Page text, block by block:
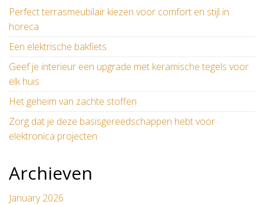
Perfect terrasmeubilair kiezen voor comfort en stijl in
horeca
Een elektrische bakfiets
Geef je interieur een upgrade met keramische tegels voor
elk huis
Het geheim van zachte stoffen
Zorg dat je deze basisgereedschappen hebt voor
elektronica projecten
Archieven
January 2026